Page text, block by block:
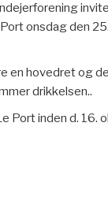
onsdag den
en hovedret og
drikkelsen..
Port inden d. 16.